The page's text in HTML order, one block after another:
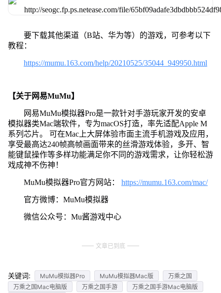
要下载其他渠道（B站、华为等）的游戏，可参考以下
教程：
https://mumu.163.com/help/20210525/35044_949950.html
【关于网易MuMu】
网易MuMu模拟器Pro是一款针对手游玩家开发的安卓
模拟器类Mac端软件，专为macOS打造，率先适配Apple M
系列芯片。 可在Mac上大屏体验市面主流手机游戏及应用，
享受最高达240帧高帧画面带来的丝滑游戏体验，多开、智
能键鼠操作等多样功能满足你不同的游戏需求，让你轻松游
戏成神不伤神！
MuMu模拟器Pro官方网站： https://mumu.163.com/mac/
官方微博：MuMu模拟器
微信公众号：Mu酱游戏中心
文章已到底
关键词: MuMu模拟器Pro MuMu模拟器Mac版
万乘之国
万乘之国Mac电脑版
万乘之国手游
万乘之国手游Mac电脑版